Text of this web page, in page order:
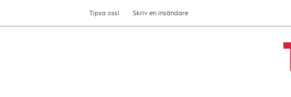
Tipsa oss! Skriv en insändare